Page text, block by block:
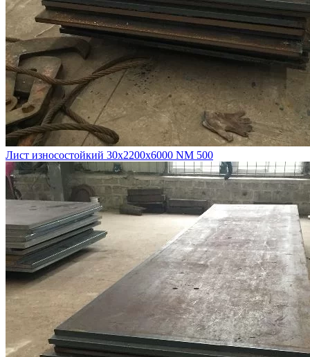
Лист износостойкий 30х2200х6000 NM 500